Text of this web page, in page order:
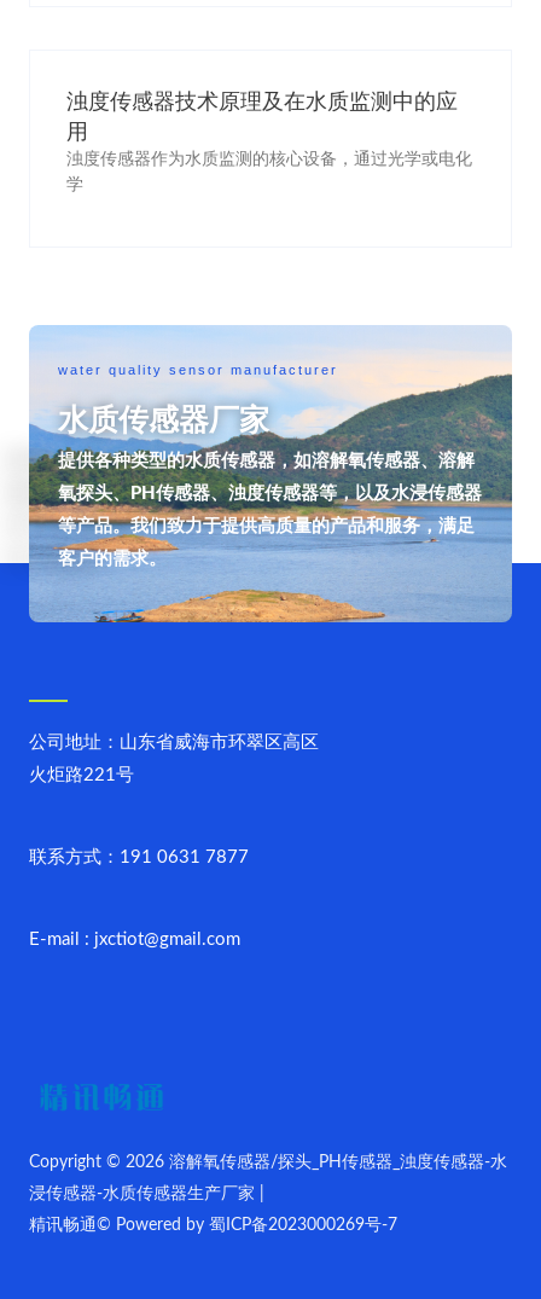
浊度传感器技术原理及在水质监测中的应
用
浊度传感器作为水质监测的核心设备，通过光学或电化
学
water quality sensor manufacturer
水质传感器厂家
提供各种类型的水质传感器，如溶解氧传感器、溶解
氧探头、PH传感器、浊度传感器等，以及水浸传感器
等产品。我们致力于提供高质量的产品和服务，满足
客户的需求。
Copyright © 2026 溶解氧传感器/探头_PH传感器_浊度传感器-水
浸传感器-水质传感器生产厂家 |
精讯畅通© Powered by 蜀ICP备2023000269号-7
公司地址：山东省威海市环翠区高区
火炬路221号
联系方式：191 0631 7877
E-mail : jxctiot@gmail.com